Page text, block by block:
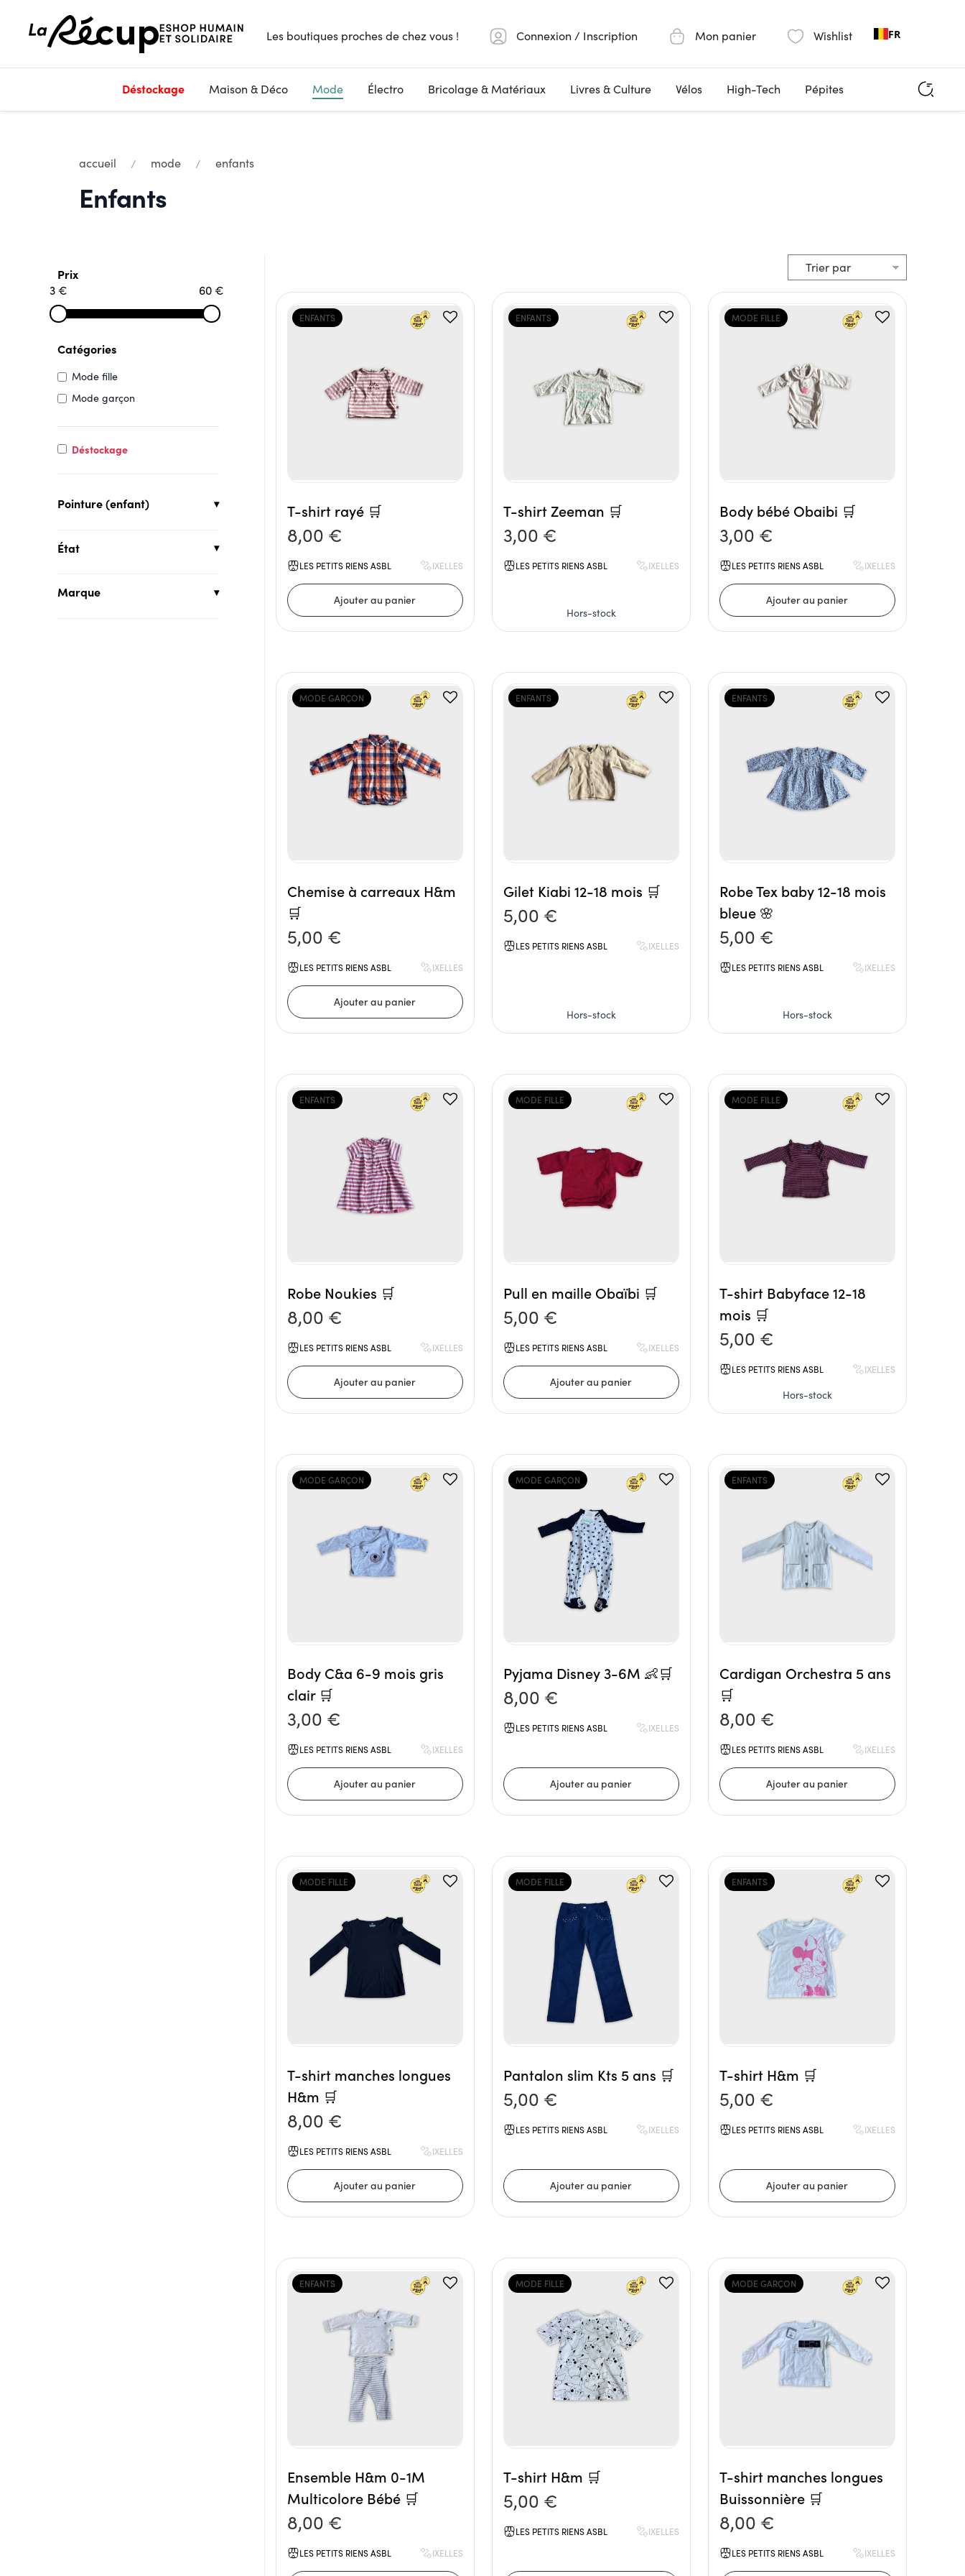
Les boutiques proches de chez vous ! Connexion / Inscription Mon panier Wishlist FR
Déstockage Maison & Déco Mode Électro Bricolage & Matériaux Livres & Culture Vélos High-Tech Pépites
accueil mode enfants
Enfants
Prix
3 € 60 €
Catégories
Mode fille
Mode garçon
Pointure (enfant)
État
Marque
Déstockage
ENFANTS
T-shirt rayé 🛒
8,00 €
LES PETITS RIENS ASBL IXELLES
ENFANTS
T-shirt Zeeman 🛒
3,00 €
LES PETITS RIENS ASBL IXELLES
Hors-stock
MODE FILLE
Body bébé Obaibi 🛒
3,00 €
LES PETITS RIENS ASBL IXELLES
MODE GARÇON
Chemise à carreaux H&m
🛒
5,00 €
LES PETITS RIENS ASBL IXELLES
ENFANTS
Gilet Kiabi 12-18 mois 🛒
5,00 €
LES PETITS RIENS ASBL IXELLES
Hors-stock
ENFANTS
Robe Tex baby 12-18 mois
bleue 🌸
5,00 €
LES PETITS RIENS ASBL IXELLES
Hors-stock
ENFANTS
Robe Noukies 🛒
8,00 €
LES PETITS RIENS ASBL IXELLES
MODE FILLE
Pull en maille Obaïbi 🛒
5,00 €
LES PETITS RIENS ASBL IXELLES
MODE FILLE
T-shirt Babyface 12-18
mois 🛒
5,00 €
LES PETITS RIENS ASBL IXELLES
Hors-stock
MODE GARÇON
Body C&a 6-9 mois gris
clair 🛒
3,00 €
LES PETITS RIENS ASBL IXELLES
MODE GARÇON
Pyjama Disney 3-6M 👶🛒
8,00 €
LES PETITS RIENS ASBL IXELLES
ENFANTS
Cardigan Orchestra 5 ans
🛒
8,00 €
LES PETITS RIENS ASBL IXELLES
MODE FILLE
T-shirt manches longues
H&m 🛒
8,00 €
LES PETITS RIENS ASBL IXELLES
MODE FILLE
Pantalon slim Kts 5 ans 🛒
5,00 €
LES PETITS RIENS ASBL IXELLES
ENFANTS
T-shirt H&m 🛒
5,00 €
LES PETITS RIENS ASBL IXELLES
ENFANTS
Ensemble H&m 0-1M
Multicolore Bébé 🛒
8,00 €
LES PETITS RIENS ASBL IXELLES
MODE FILLE
T-shirt H&m 🛒
5,00 €
LES PETITS RIENS ASBL IXELLES
MODE GARÇON
T-shirt manches longues
Buissonnière 🛒
8,00 €
LES PETITS RIENS ASBL IXELLES